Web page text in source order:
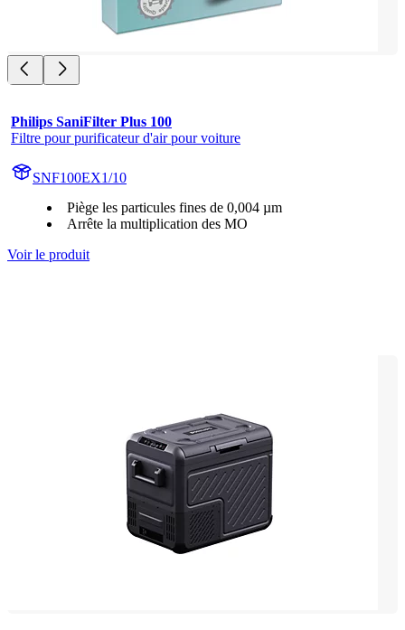
Philips SaniFilter Plus 100
Filtre pour purificateur d'air pour voiture
SNF100EX1/10
Piège les particules fines de 0,004 µm
Arrête la multiplication des MO
Voir le produit